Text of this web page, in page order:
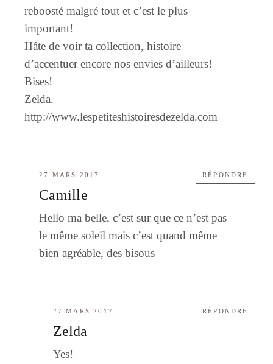
reboosté malgré tout et c’est le plus
important!
Hâte de voir ta collection, histoire
d’accentuer encore nos envies d’ailleurs!
Bises!
Zelda.
http://www.lespetiteshistoiresdezelda.com
27 MARS 2017
Camille
Hello ma belle, c’est sur que ce n’est pas
le même soleil mais c’est quand même
bien agréable, des bisous
RÉPONDRE
27 MARS 2017
Zelda
Yes!
RÉPONDRE